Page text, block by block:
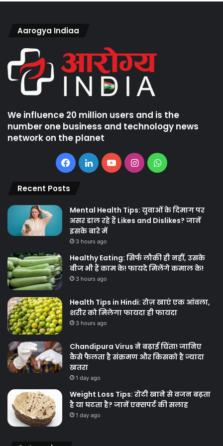
Aarogya Indiaa
We influence 20 million users and is the
number one business and technology news
network on the planet
Facebook
LinkedInYouTubeInstagramWhatsApp
Recent Posts
Mental Health Tips: युवाओं के दिमाग पर
असर डाल रहे हैं Likes and Dislikes? जानें
इसके बारे में
3 hours ago
Healthy Eating: सिर्फ लौकी ही नहीं, उसके
बीज भी हैं काम के! फायदे मिलेंगे कमाल के!
3 hours ago
Health Tips in Hindi: रोज़ खाएं एक आंवला,
शरीर को मिलेगा फायदा ही फायदा
3 hours ago
Chandipura Virus ने बढ़ाई चिंता! जानिए
कैसे फैलता है संक्रमण और किसको है ज्यादा
खतरा
1 day ago
Weight Loss Tips: रोटी खाने से वजन बढ़ता
है या घटता है? जानें एक्सपर्ट की सलाह
1 day ago